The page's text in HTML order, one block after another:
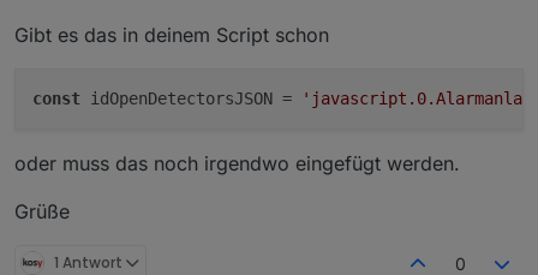
Gibt es das in deinem Script schon
const idOpenDetectorsJSON =
oder muss das noch irgendwo eingefügt werden.
Grüße
1 Antwort 0